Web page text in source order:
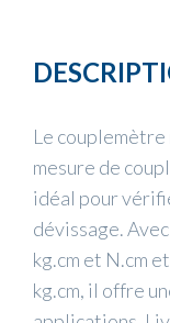
Le
mesure de
idéal pour
dévissage.
kg.cm et N.cm
kg.cm, il offre